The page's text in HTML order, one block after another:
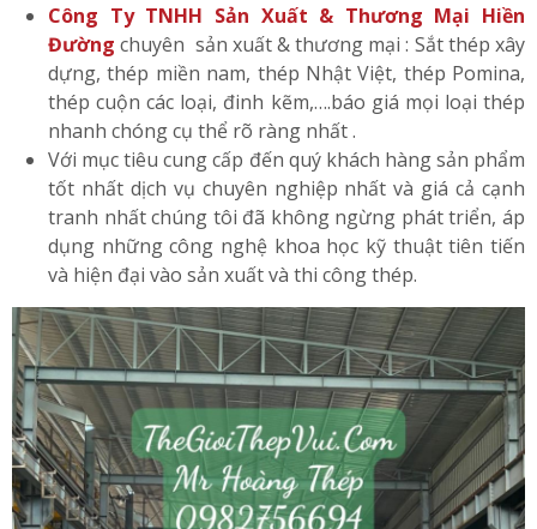
Công Ty TNHH Sản Xuất & Thương Mại Hiền
Đường chuyên sản xuất & thương mại : Sắt thép xây
dựng, thép miền nam, thép Nhật Việt, thép Pomina,
thép cuộn các loại, đinh kẽm,….báo giá mọi loại thép
nhanh chóng cụ thể rõ ràng nhất .
Với mục tiêu cung cấp đến quý khách hàng sản phẩm
tốt nhất dịch vụ chuyên nghiệp nhất và giá cả cạnh
tranh nhất chúng tôi đã không ngừng phát triển, áp
dụng những công nghệ khoa học kỹ thuật tiên tiến
và hiện đại vào sản xuất và thi công thép.